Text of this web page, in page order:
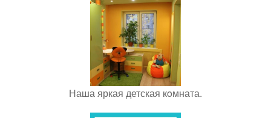
Наша яркая детская кoмната.